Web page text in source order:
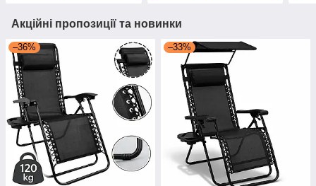
Акційні пропозиції та новинки
–36% –33%